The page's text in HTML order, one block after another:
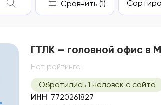
Сравнить (1)
ГТЛК — головной офис в
Нет рейтинга
Обратились 1 человек с сайта
ИНН 7720261827